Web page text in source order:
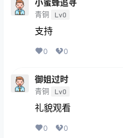
小蜜蜂追寻
青铜 Lv0
支持
0 0
御姐过时
青铜 Lv0
礼貌观看
0 0